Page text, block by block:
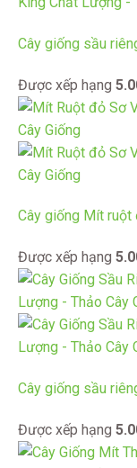
Cây giống sầu
Được xếp hạng
Cây giống Mít ruột
Được xếp hạng
Cây giống sầu
Được xếp hạng